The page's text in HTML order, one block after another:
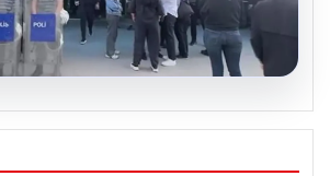
operasyon. 12
alındı